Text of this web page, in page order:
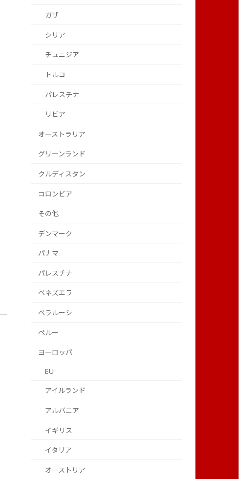
ガザ
シリア
チュニジア
トルコ
パレスチナ
リビア
オーストラリア
グリーンランド
クルディスタン
コロンビア
その他
デンマーク
パナマ
パレスチナ
ベネズエラ
ベラルーシ
ペルー
ヨーロッパ
EU
アイルランド
アルバニア
イギリス
イタリア
オーストリア